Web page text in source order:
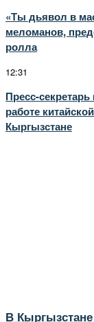
«Ты дьявол в
меломанов,
ролла
12:31
Пресс-
работе
Кыргызстане
В